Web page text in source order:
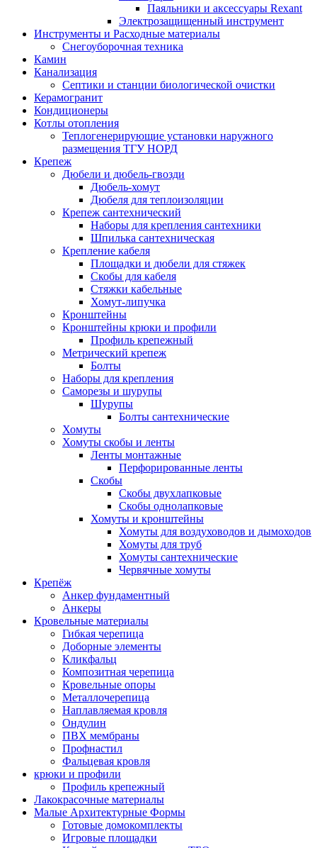
Паяльники и аксессуары Rexant
Электрозащищенный инструмент
Инструменты и Расходные материалы
Снегоуборочная техника
Камин
Канализация
Септики и станции биологической очистки
Керамогранит
Кондиционеры
Котлы отопления
Теплогенерирующие установки наружного
размещения ТГУ НОРД
Крепеж
Дюбели и дюбель-гвозди
Дюбель-хомут
Дюбеля для теплоизоляции
Крепеж сантехнический
Наборы для крепления сантехники
Шпилька сантехническая
Крепление кабеля
Площадки и дюбели для стяжек
Скобы для кабеля
Стяжки кабельные
Хомут-липучка
Кронштейны
Кронштейны крюки и профили
Профиль крепежный
Метрический крепеж
Болты
Наборы для крепления
Саморезы и шурупы
Шурупы
Болты сантехнические
Хомуты
Хомуты скобы и ленты
Ленты монтажные
Перфорированные ленты
Скобы
Скобы двухлапковые
Скобы однолапковые
Хомуты и кронштейны
Хомуты для воздуховодов и дымоходов
Хомуты для труб
Хомуты сантехнические
Червячные хомуты
Крепёж
Анкер фундаментный
Анкеры
Кровельные материалы
Гибкая черепица
Доборные элементы
Кликфальц
Композитная черепица
Кровельные опоры
Металлочерепица
Наплавляемая кровля
Ондулин
ПВХ мембраны
Профнастил
Фальцевая кровля
крюки и профили
Профиль крепежный
Лакокрасочные материалы
Малые Архитектурные Формы
Готовые домокомплекты
Игровые площадки